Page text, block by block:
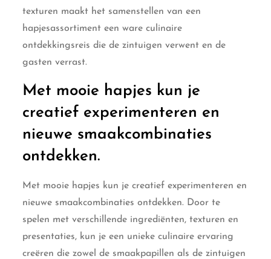
texturen maakt het samenstellen van een
hapjesassortiment een ware culinaire
ontdekkingsreis die de zintuigen verwent en de
gasten verrast.
Met mooie hapjes kun je
creatief experimenteren en
nieuwe smaakcombinaties
ontdekken.
Met mooie hapjes kun je creatief experimenteren en
nieuwe smaakcombinaties ontdekken. Door te
spelen met verschillende ingrediënten, texturen en
presentaties, kun je een unieke culinaire ervaring
creëren die zowel de smaakpapillen als de zintuigen